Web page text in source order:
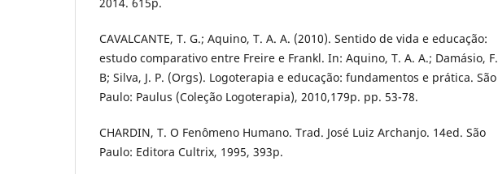
CAVALCANTE, T. G.; Aquino, T. A. A. (2010). Sentido de vida e educação:
estudo comparativo entre Freire e Frankl. In: Aquino, T. A. A.; Damásio, F.
B; Silva, J. P. (Orgs). Logoterapia e educação: fundamentos e prática. São
Paulo: Paulus (Coleção Logoterapia), 2010,179p. pp. 53-78.
CHARDIN, T. O Fenômeno Humano. Trad. José Luiz Archanjo. 14ed. São
Paulo: Editora Cultrix, 1995, 393p.